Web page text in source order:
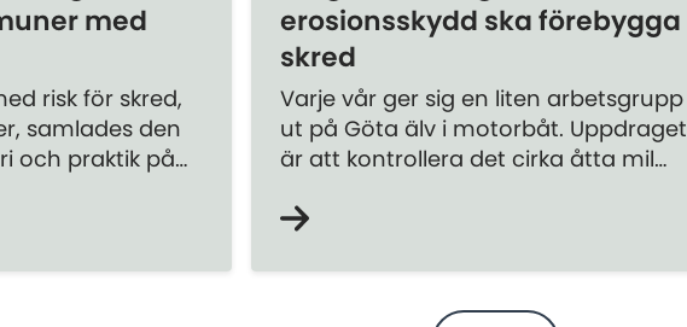
med
risk för skred,
samlades den
och praktik på
som just nu
erosionsskydd ska förebygga
skred
Varje vår ger sig en liten arbetsgrupp
ut på Göta älv i motorbåt. Uppdraget
är att kontrollera det cirka åtta mil
har skyddat Göta älvs stränder.